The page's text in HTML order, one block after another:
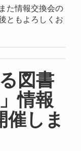
た情報交換会の
ともよろしくお
図書
情報
しま